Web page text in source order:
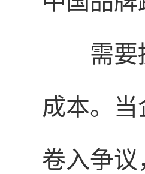
需要
成本。
卷入争